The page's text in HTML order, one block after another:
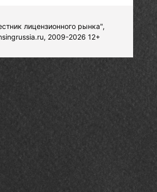
лицензионного рынка",
2009-2026 12+